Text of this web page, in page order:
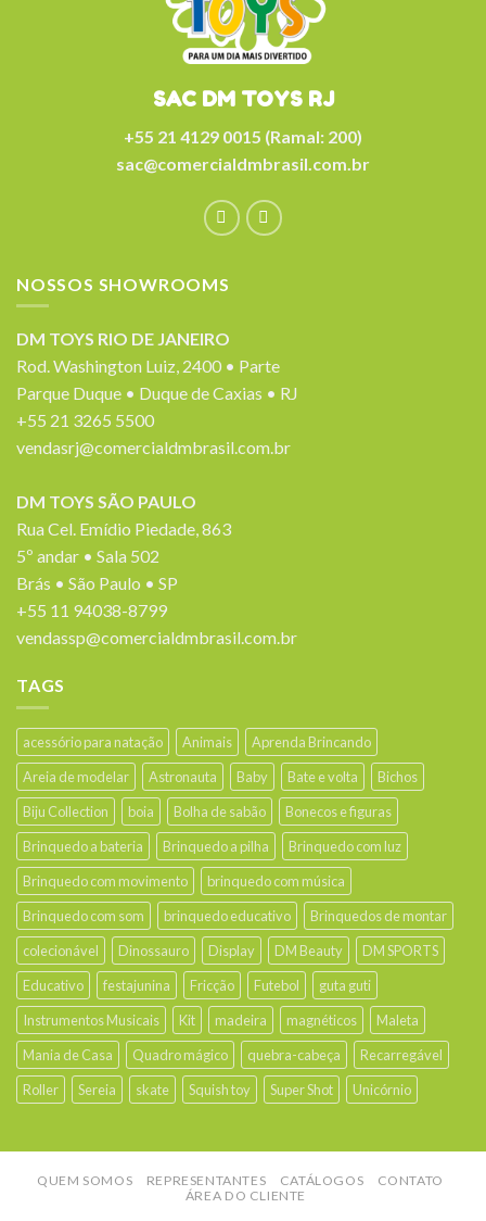
SAC DM TOYS RJ
+55 21 4129 0015 (Ramal: 200)
sac@comercialdmbrasil.com.br
NOSSOS SHOWROOMS
DM TOYS RIO DE JANEIRO
Rod. Washington Luiz, 2400 • Parte
Parque Duque • Duque de Caxias • RJ
+55 21 3265 5500
vendasrj@comercialdmbrasil.com.br
DM TOYS SÃO PAULO
Rua Cel. Emídio Piedade, 863
5º andar • Sala 502
Brás • São Paulo • SP
+55 11 94038-8799
vendassp@comercialdmbrasil.com.br
TAGS
acessório para natação Animais
Aprenda Brincando
Areia de modelar
Astronauta Baby Bate e volta
Bichos
Biju Collection
boia Bolha de sabão
Bonecos e figuras
Brinquedo a bateria
Brinquedo a pilha
Brinquedo com luz
Brinquedo com movimento
brinquedo com música
Brinquedo com som
brinquedo educativo
Brinquedos de montar
colecionável
Dinossauro Display DM Beauty
DM SPORTS
Educativo
festajunina Fricção Futebol
guta guti
Instrumentos Musicais
Kit madeira magnéticos
Maleta
Mania de Casa
Quadro mágico quebra-cabeça
Recarregável
Roller
Sereia skate Squish toy Super Shot Unicórnio
QUEM SOMOS REPRESENTANTES CATÁLOGOS
CONTATO
ÁREA DO CLIENTE